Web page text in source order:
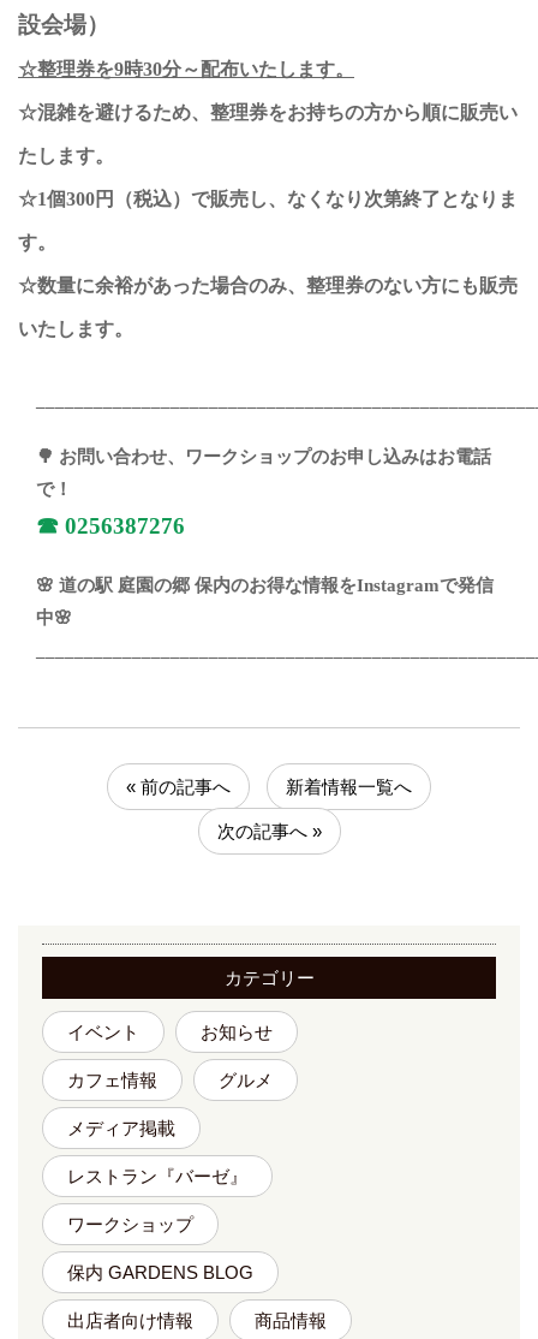
設会場）
☆整理券を9時30分～配布いたします。
☆混雑を避けるため、整理券をお持ちの方から順に販売い
たします。
☆1個300円（税込）で販売し、なくなり次第終了となりま
す。
☆数量に余裕があった場合のみ、整理券のない方にも販売
いたします。
🌳 お問い合わせ、ワークショップのお申し込みはお電話
で！
☎︎ 0256387276
🌸 道の駅 庭園の郷 保内のお得な情報をInstagramで発信
中🌸
« 前の記事へ 新着情報一覧へ
次の記事へ »
カテゴリー
イベント お知らせ
カフェ情報 グルメ
メディア掲載
レストラン『バーゼ』
ワークショップ
保内 GARDENS BLOG
出店者向け情報 商品情報